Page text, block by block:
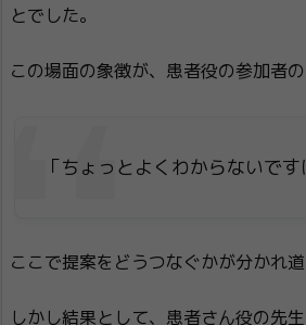
とでした。
この場面の象徴が、患者役の参加者の
「ちょっとよくわからないです
ここで提案をどうつなぐかが分かれ道
しかし結果として、患者さん役の先